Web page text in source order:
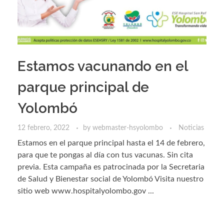
Estamos vacunando en el
parque principal de
Yolombó
12 febrero, 2022 by webmaster-hsyolombo Noticias
Estamos en el parque principal hasta el 14 de febrero,
para que te pongas al día con tus vacunas. Sin cita
previa. Esta campaña es patrocinada por la Secretaria
de Salud y Bienestar social de Yolombó Visita nuestro
sitio web www.hospitalyolombo.gov ...